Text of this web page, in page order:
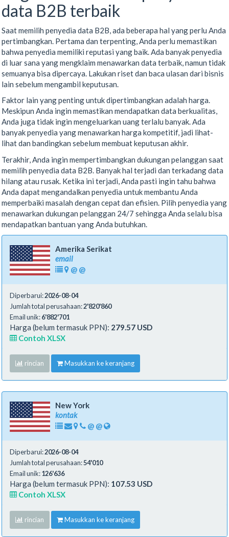
data B2B terbaik
Saat memilih penyedia data B2B, ada beberapa hal yang perlu Anda
pertimbangkan. Pertama dan terpenting, Anda perlu memastikan
bahwa penyedia memiliki reputasi yang baik. Ada banyak penyedia
di luar sana yang mengklaim menawarkan data terbaik, namun tidak
semuanya bisa dipercaya. Lakukan riset dan baca ulasan dari bisnis
lain sebelum mengambil keputusan.
Faktor lain yang penting untuk dipertimbangkan adalah harga.
Meskipun Anda ingin memastikan mendapatkan data berkualitas,
Anda juga tidak ingin mengeluarkan uang terlalu banyak. Ada
banyak penyedia yang menawarkan harga kompetitif, jadi lihat-
lihat dan bandingkan sebelum membuat keputusan akhir.
Terakhir, Anda ingin mempertimbangkan dukungan pelanggan saat
memilih penyedia data B2B. Banyak hal terjadi dan terkadang data
hilang atau rusak. Ketika ini terjadi, Anda pasti ingin tahu bahwa
Anda dapat mengandalkan penyedia untuk membantu Anda
memperbaiki masalah dengan cepat dan efisien. Pilih penyedia yang
menawarkan dukungan pelanggan 24/7 sehingga Anda selalu bisa
mendapatkan bantuan yang Anda butuhkan.
Amerika Serikat
email
@ @
Diperbarui:2026-08-04
Jumlah total perusahaan:2'820'860
Email unik:6'882'701
Harga (belum termasuk PPN): 279.57 USD
Contoh XLSX
rincian Masukkan ke keranjang
New York
kontak
@ @
Diperbarui:2026-08-04
Jumlah total perusahaan:54'010
Email unik:126'636
Harga (belum termasuk PPN): 107.53 USD
Contoh XLSX
rincian Masukkan ke keranjang